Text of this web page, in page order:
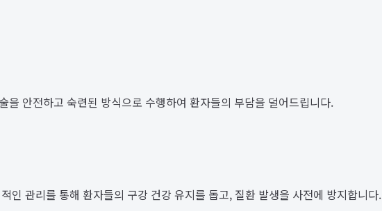
안전하고 숙련된 방식으로 수행하여 환자들의 부담을 덜어드립니다.
인 관리를 통해 환자들의 구강 건강 유지를 돕고, 질환 발생을 사전에 방지합니다.